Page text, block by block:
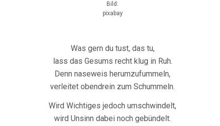
Bild:
pixabay
Was gern du tust, das tu,
lass das Gesums recht klug in Ruh.
Denn naseweis herumzufummeln,
verleitet obendrein zum Schummeln.
Wird Wichtiges jedoch umschwindelt,
wird Unsinn dabei noch gebündelt.